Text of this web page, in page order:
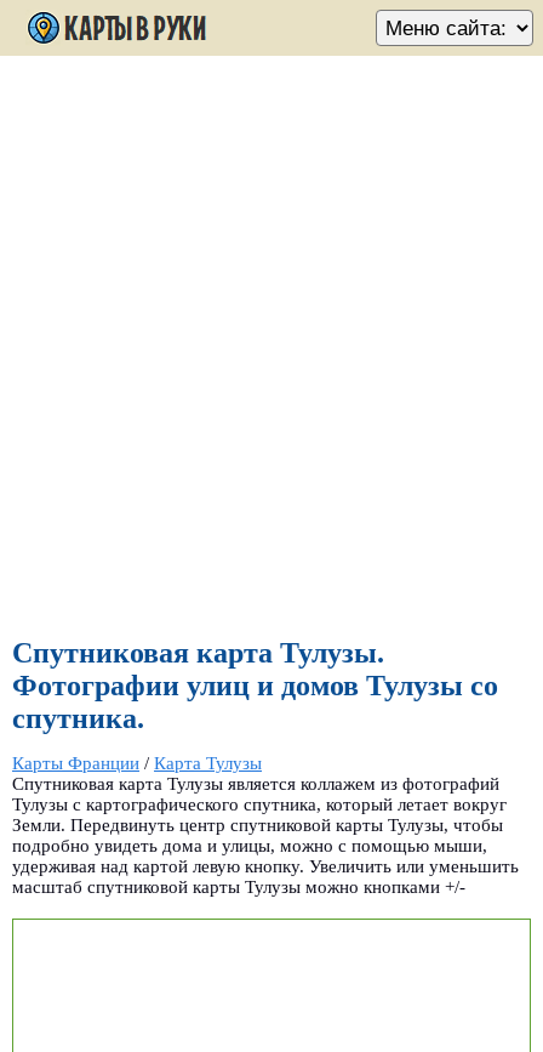
Спутниковая карта Тулузы.
Фотографии улиц и домов Тулузы со
спутника.
Карты Франции / Карта Тулузы
Спутниковая карта Тулузы является коллажем из фотографий
Тулузы с картографического спутника, который летает вокруг
Земли. Передвинуть центр спутниковой карты Тулузы, чтобы
подробно увидеть дома и улицы, можно с помощью мыши,
удерживая над картой левую кнопку. Увеличить или уменьшить
масштаб спутниковой карты Тулузы можно кнопками +/-